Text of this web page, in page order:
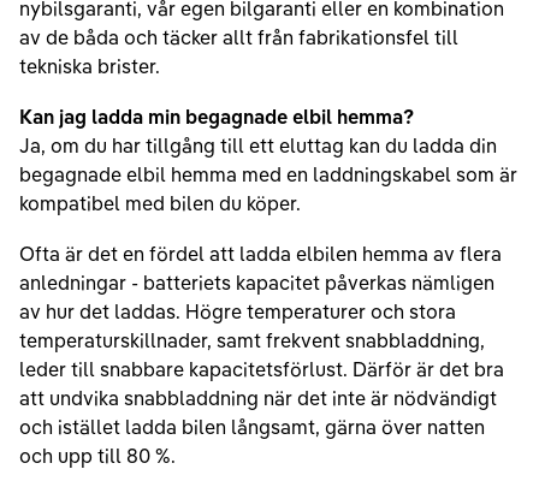
nybilsgaranti, vår egen bilgaranti eller en kombination
av de båda och täcker allt från fabrikationsfel till
tekniska brister.
Kan jag ladda min begagnade elbil hemma?
Ja, om du har tillgång till ett eluttag kan du ladda din
begagnade elbil hemma med en laddningskabel som är
kompatibel med bilen du köper.
Ofta är det en fördel att ladda elbilen hemma av flera
anledningar - batteriets kapacitet påverkas nämligen
av hur det laddas. Högre temperaturer och stora
temperaturskillnader, samt frekvent snabbladdning,
leder till snabbare kapacitetsförlust. Därför är det bra
att undvika snabbladdning när det inte är nödvändigt
och istället ladda bilen långsamt, gärna över natten
och upp till 80 %.